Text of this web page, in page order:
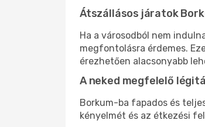
Átszállásos járatok
Ha a városodból nem
megfontolásra érdemes.
érezhetően alacsonyabb
A neked megfelelő
Borkum-ba fapados és
kényelmét és az étkezési